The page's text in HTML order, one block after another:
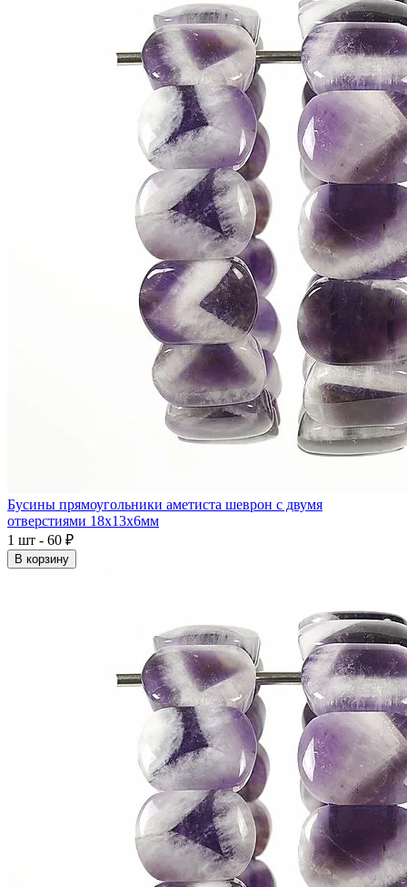
Бусины прямоугольники аметиста шеврон с двумя
отверстиями 18x13x6мм
1 шт - 60 ₽
В корзину